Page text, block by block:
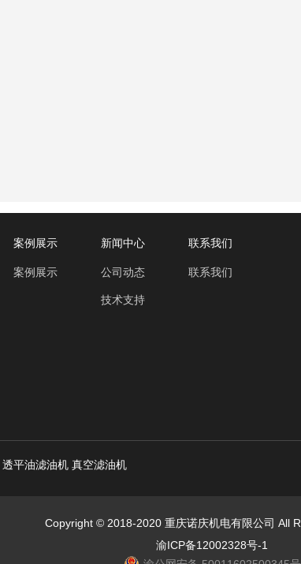
案例展示
案例展示
新闻中心
公司动态
技术支持
联系我们
联系我们
透平油滤油机 真空滤油机
Copyright © 2018-2020 重庆诺庆机电有限公司 All
渝ICP备12002328号-1